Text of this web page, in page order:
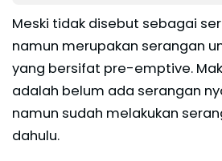
Meski tidak disebut sebagai
namun merupakan serangan
yang bersifat pre-emptive.
adalah belum ada serangan
namun sudah melakukan
dahulu.